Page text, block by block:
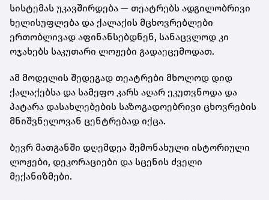
სისტემას უკავშირდება — თეატრებს ადგილობრივი
ხელისუფლება და ქალაქის მცხოვრებლები
ერთობლივად აფინანსებდნენ, სანაცვლოდ კი
ოჯახებს საკუთარი ლოჟები გადაეცემოდათ.
ამ მოდელის შედეგად თეატრები მხოლოდ დიდ
ქალაქებსა და სამეფო კარს აღარ ეკუთვნოდა და
პატარა დასახლებების საზოგადოებრივი ცხოვრების
მნიშვნელოვან ცენტრებად იქცა.
ბევრ მათგანში დღემდეა შემონახული ისტორიული
ლოჟები, დეკორაციები და სცენის ძველი
მექანიზმები.